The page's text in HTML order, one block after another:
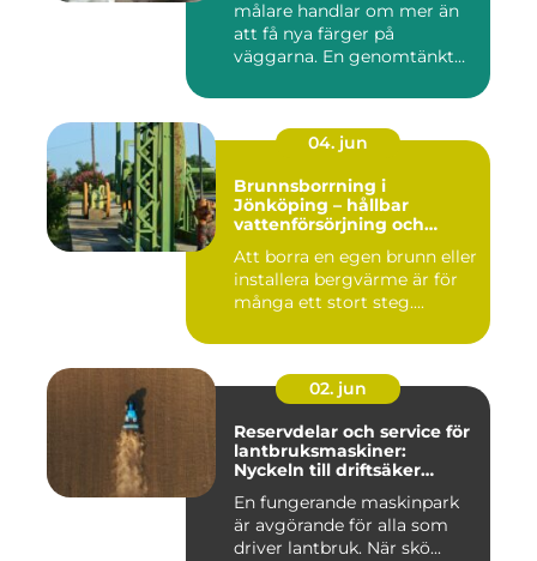
målare handlar om mer än
att få nya färger på
väggarna. En genomtänkt
04. jun
Brunnsborrning i
Jönköping – hållbar
vattenförsörjning och
Att borra en egen brunn eller
installera bergvärme är för
många ett stort steg....
02. jun
Reservdelar och service för
lantbruksmaskiner:
Nyckeln till driftsäker
En fungerande maskinpark
är avgörande för alla som
driver lantbruk. När skö...